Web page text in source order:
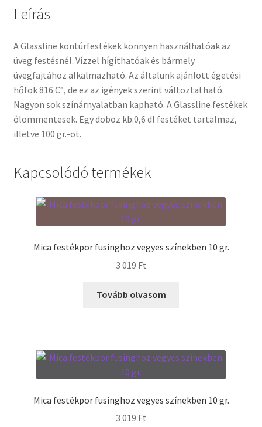
Rólunk
Termékek
Uvegek
Leírás
A Glassline kontúrfestékek könnyen használhatóak az
üveg festésnél. Vízzel hígíthatóak és bármely
üvegfajtához alkalmazható. Az általunk ajánlott égetési
hőfok 816 C°, de ez az igények szerint változtatható.
Nagyon sok színárnyalatban kapható. A Glassline festékek
ólommentesek. Egy doboz kb.0,6 dl festéket tartalmaz,
illetve 100 gr.-ot.
Kapcsolódó termékek
Mica festékpor fusinghoz vegyes színekben 10 gr.
3 019 Ft
Tovább olvasom
Mica festékpor fusinghoz vegyes színekben 10 gr.
3 019 Ft